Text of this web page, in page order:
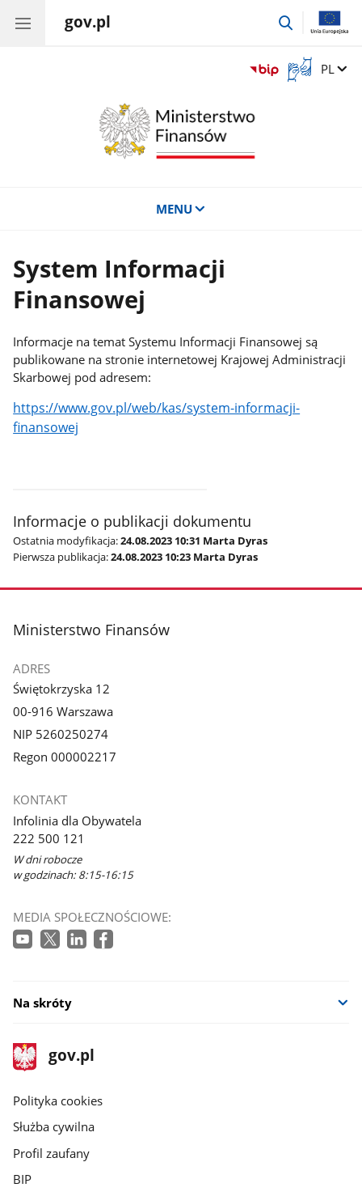
gov.pl
przejdź
Otwórz
okno
Zmień
PL
MENU
System Informacji
Finansowej
Informacje na temat Systemu Informacji Finansowej są
publikowane na stronie internetowej Krajowej Administracji
Skarbowej pod adresem:
https://www.gov.pl/web/kas/system-informacji-
finansowej
Informacje o publikacji dokumentu
Ostatnia modyfikacja:24.08.2023 10:31 Marta Dyras
Pierwsza publikacja:24.08.2023 10:23 Marta Dyras
stopka
Ministerstwo Finansów
ADRES
Świętokrzyska 12
00-916 Warszawa
NIP 5260250274
Regon 000002217
KONTAKT
Infolinia dla Obywatela
222 500 121
W dni robocze
w godzinach: 8:15-16:15
MEDIA SPOŁECZNOŚCIOWE:
Na skróty
stopka
gov.pl
Strona
gov.pl
gov.pl
Polityka cookies
Służba cywilna
Profil zaufany
BIP